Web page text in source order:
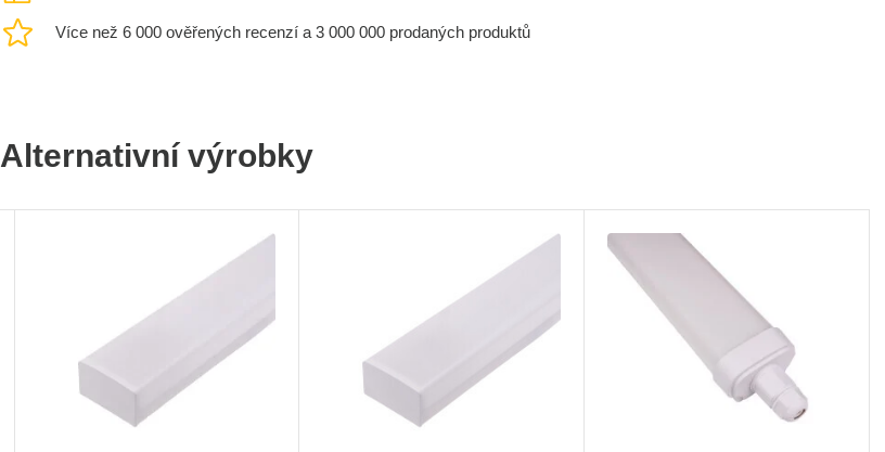
Více než 6 000 ověřených recenzí a 3 000 000 prodaných produktů
Alternativní výrobky